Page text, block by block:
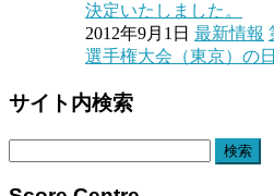
決定いたしました。
2012年9月1日 最新情報
選手権大会（東京）の
サイト内検索